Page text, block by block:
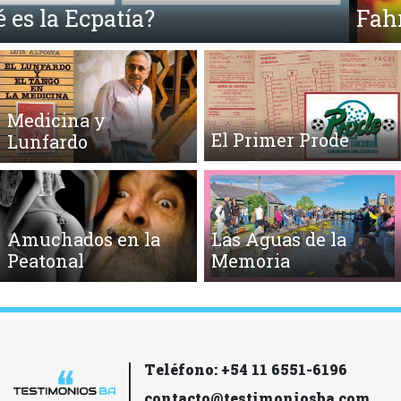
Fahrenheit 451 y la Quema de Libros
Medicina y
Lunfardo
El Primer Prode
Amuchados en la
Peatonal
Las Aguas de la
Memoria
Teléfono: +54 11 6551-6196